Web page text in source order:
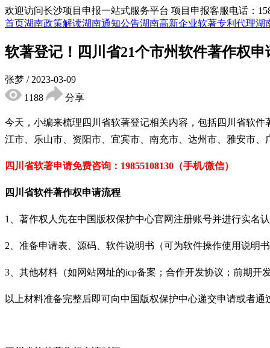
欢迎访问长沙项目申报一站式服务平台 项目申报客服电话：
首页湖南政策解读湖南通知公告湖南高新企业软著专利代理湖
软著登记！四川省21个市州软件著作权
张梦 / 2023-03-09
1188
分享
今天，小编来梳理四川省软著登记相关内容，包括四川省软
江市、乐山市、资阳市、宜宾市、南充市、达州市、雅安市
四川省软著申请免费咨询：19855108130（手机/微信）
四川省软件著作权申请流程
1、著作权人先在中国版权保护中心官网注册账号并进行实名
2、准备申请表、源码、软件说明书（可为软件操作使用说明
3、其他材料（如网站网址的icp备案；合作开发协议；前期开
以上材料准备完整后即可向中国版权保护中心递交申请或者通